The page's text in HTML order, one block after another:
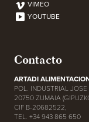
VIMEO
YOUTUBE
Contacto
ARTADI
POL. INDUSTRIAL
20750 ZUMAIA
CIF B-20682522,
TEL. +34 943 865 650